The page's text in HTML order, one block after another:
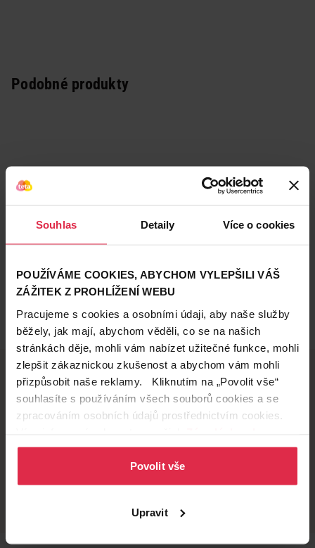
Souhlas Detaily Více o cookies
POUŽÍVÁME COOKIES, ABYCHOM VYLEPŠILI VÁŠ
ZÁŽITEK Z PROHLÍŽENÍ WEBU
Pracujeme s cookies a osobními údaji, aby naše služby
běžely, jak mají, abychom věděli, co se na našich
stránkách děje, mohli vám nabízet užitečné funkce, mohli
zlepšit zákaznickou zkušenost a abychom vám mohli
přizpůsobit naše reklamy. Kliknutím na „Povolit vše“
souhlasíte s používáním všech souborů cookies a se
zpracováním osobních údajů prostřednictvím cookies.
osobních údajů.
Povolit vše
Upravit
Podobné produkty
Doručení zdarma
při nákupu nad 1 200 Kč
Věrnostní slevy
ušetřete s Teta klubem
Vyzvednutí na
Široká síť prodejen